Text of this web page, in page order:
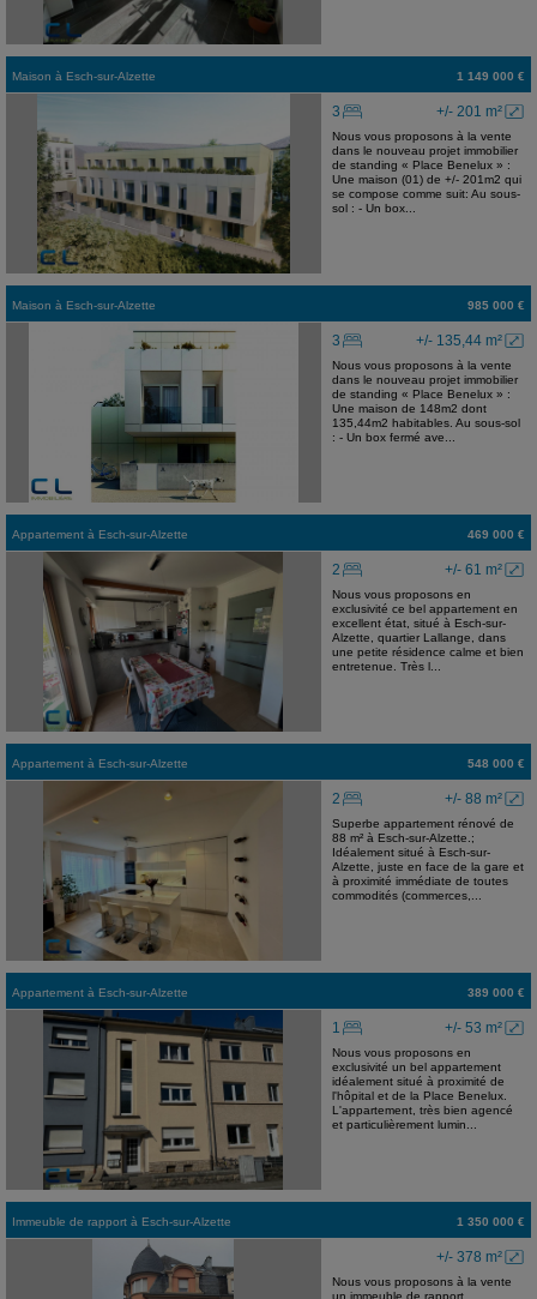
Maison à Esch-sur-Alzette 1 149 000 €
+/- 201 m²
3
Nous vous proposons à la vente
dans le nouveau projet immobilier
de standing « Place Benelux » :
Une maison (01) de +/- 201m2 qui
se compose comme suit: Au sous-
sol : - Un box...
Maison à Esch-sur-Alzette 985 000 €
+/- 135,44 m²
3
Nous vous proposons à la vente
dans le nouveau projet immobilier
de standing « Place Benelux » :
Une maison de 148m2 dont
135,44m2 habitables. Au sous-sol
: - Un box fermé ave...
Appartement à Esch-sur-Alzette 469 000 €
+/- 61 m²
2
Nous vous proposons en
exclusivité ce bel appartement en
excellent état, situé à Esch-sur-
Alzette, quartier Lallange, dans
une petite résidence calme et bien
entretenue. Très l...
Appartement à Esch-sur-Alzette 548 000 €
+/- 88 m²
2
Superbe appartement rénové de
88 m² à Esch-sur-Alzette.;
Idéalement situé à Esch-sur-
Alzette, juste en face de la gare et
à proximité immédiate de toutes
commodités (commerces,...
Appartement à Esch-sur-Alzette 389 000 €
+/- 53 m²
1
Nous vous proposons en
exclusivité un bel appartement
idéalement situé à proximité de
l'hôpital et de la Place Benelux.
L'appartement, très bien agencé
et particulièrement lumin...
Immeuble de rapport à Esch-sur-Alzette 1 350 000 €
+/- 378 m²
Nous vous proposons à la vente
un immeuble de rapport